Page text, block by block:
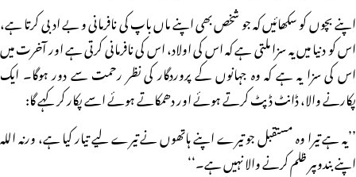
اپنے بچوں کو سکھائیں کہ جو شخص بھی اپنے ماں باپ کی نافرمانی و بے ادبی کرتا ہے،
اس کو دنیا میں یہ سزا ملتی ہے کہ اس کی اولاد، اس کی نافرمانی کرتی ہے اور آخرت میں
اس کی سزا یہ ہے کہ وہ جہانوں کے پروردگار کی نظر رحمت سے دور ہوگا۔ ایک
پکارنے والا، ڈانٹ ڈپٹ کرتے ہوئے اور دھمکاتے ہوئے اسے پکار کر کہے گا:
’’یہ ہے تیرا وہ مستقبل جو تیرے اپنے ہاتھوں نے تیرے لیے تیار کیا ہے، ورنہ اللہ
اپنے بندوںپر ظلم کرنے والا نہیں ہے۔‘‘